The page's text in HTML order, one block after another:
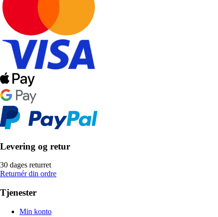
Levering og retur
30 dages returret
Returnér din ordre
Tjenester
Min konto